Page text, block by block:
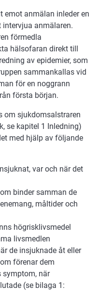
emot anmälan inleder en
anmälaren.
förmedla
hälsofaran direkt till
av epidemier, som
sammankallas vid
för en noggrann
första början.
om sjukdomsalstraren
se kapitel 1 Inledning)
med hjälp av följande
var och när det
binder samman de
måltider och
högrisklivsmedel
livsmedlen
de insjuknade åt eller
förenar dem
symptom, när
(se bilaga 1: